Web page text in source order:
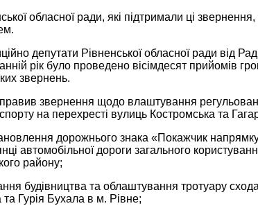
обласної ради, які підтримали ці
депутати Рівненської обласної ради від
рік було проведено вісімдесят прийомів
звернень.
звернення щодо влаштування
на перехресті вулиць Костромська та
дорожнього знака «Покажчик напрямку»
автомобільної дороги загального
району;
будівництва та облаштування тротуару
Гурія Бухала в м. Рівне;